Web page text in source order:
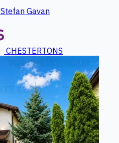
Stefan Gavan
CHESTERTONS